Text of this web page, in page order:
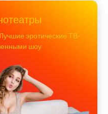
эротические ТВ-
шоу